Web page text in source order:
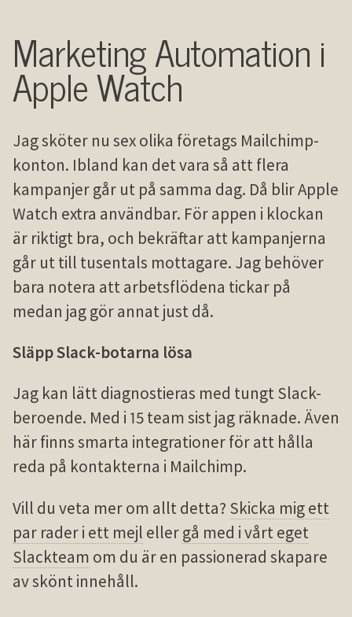
Marketing Automation i
Apple Watch
Jag sköter nu sex olika företags Mailchimp-
konton. Ibland kan det vara så att flera
kampanjer går ut på samma dag. Då blir Apple
Watch extra användbar. För appen i klockan
är riktigt bra, och bekräftar att kampanjerna
går ut till tusentals mottagare. Jag behöver
bara notera att arbetsflödena tickar på
medan jag gör annat just då.
Släpp Slack-botarna lösa
Jag kan lätt diagnostieras med tungt Slack-
beroende. Med i 15 team sist jag räknade. Även
här finns smarta integrationer för att hålla
reda på kontakterna i Mailchimp.
Vill du veta mer om allt detta? Skicka mig ett
par rader i ett mejl ellergå med i vårt eget
Slackteam om du är en passionerad skapare
av skönt innehåll.